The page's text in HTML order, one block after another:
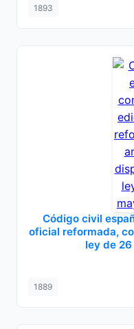
1893
Código civil
oficial reformada,
ley de
1889